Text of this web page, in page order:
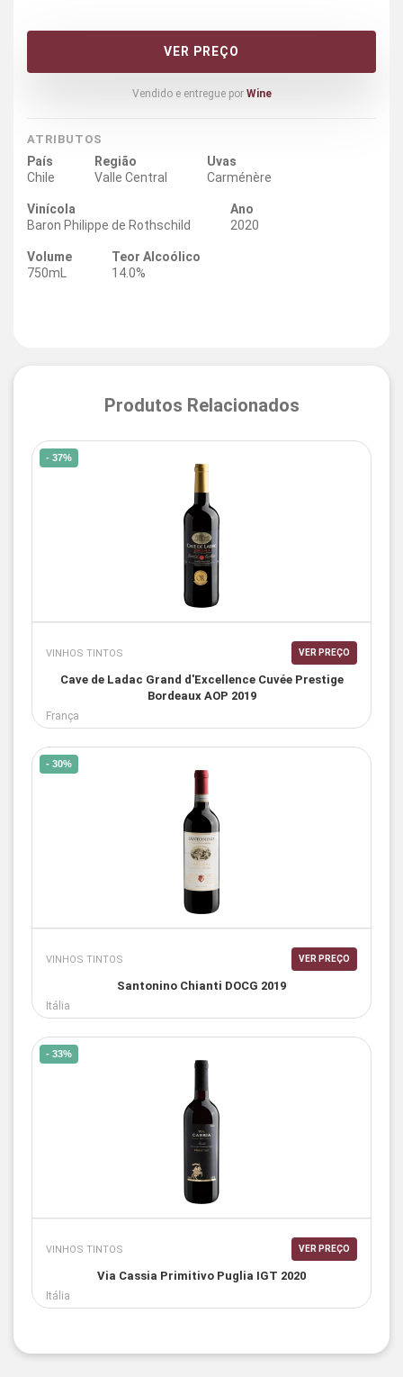
VER PREÇO
Vendido e entregue por Wine
ATRIBUTOS
País
Chile
Região
Valle Central
Uvas
Carménère
Vinícola
Baron Philippe de Rothschild
Ano
2020
Volume
750mL
Teor Alcoólico
14.0%
Produtos Relacionados
- 37%
VINHOS TINTOS VER PREÇO
Cave de Ladac Grand d'Excellence Cuvée Prestige
Bordeaux AOP 2019
França
- 30%
VINHOS TINTOS VER PREÇO
Santonino Chianti DOCG 2019
Itália
- 33%
VINHOS TINTOS VER PREÇO
Via Cassia Primitivo Puglia IGT 2020
Itália